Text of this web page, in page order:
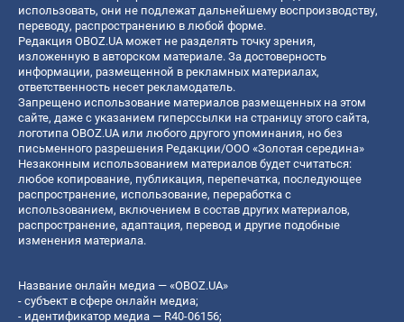
использовать, они не подлежат дальнейшему воспроизводству,
переводу, распространению в любой форме.
Редакция OBOZ.UA может не разделять точку зрения,
изложенную в авторском материале. За достоверность
информации, размещенной в рекламных материалах,
ответственность несет рекламодатель.
Запрещено использование материалов размещенных на этом
сайте, даже с указанием гиперссылки на страницу этого сайта,
логотипа OBOZ.UA или любого другого упоминания, но без
письменного разрешения Редакции/ООО «Золотая середина»
Незаконным использованием материалов будет считаться:
любое копирование, публикация, перепечатка, последующее
распространение, использование, переработка с
использованием, включением в состав других материалов,
распространение, адаптация, перевод и другие подобные
изменения материала.
Название онлайн медиа — «OBOZ.UA»
- субъект в сфере онлайн медиа;
- идентификатор медиа — R40-06156;